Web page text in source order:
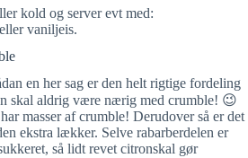
kold og server evt med:
vaniljeis.
en her sag er den helt rigtige fordeling
skal aldrig være nærig med crumble! 😉
masser af crumble! Derudover så er det
ekstra lækker. Selve rabarberdelen er
så lidt revet citronskal gør